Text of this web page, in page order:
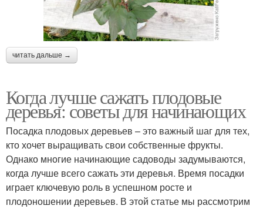
читать дальше →
Когда лучше сажать плодовые
деревья: советы для начинающих
Посадка плодовых деревьев – это важный шаг для тех,
кто хочет выращивать свои собственные фрукты.
Однако многие начинающие садоводы задумываются,
когда лучше всего сажать эти деревья. Время посадки
играет ключевую роль в успешном росте и
плодоношении деревьев. В этой статье мы рассмотрим